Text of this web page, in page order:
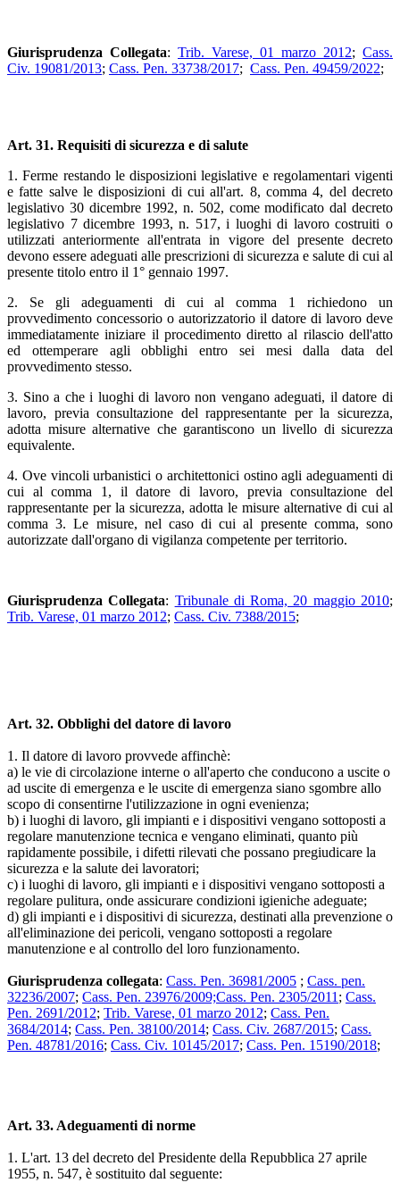
Giurisprudenza Collegata: Trib. Varese, 01 marzo 2012; Cass.
Civ. 19081/2013; Cass. Pen. 33738/2017; Cass. Pen. 49459/2022;
Art. 31. Requisiti di sicurezza e di salute
1. Ferme restando le disposizioni legislative e regolamentari vigenti
e fatte salve le disposizioni di cui all'art. 8, comma 4, del decreto
legislativo 30 dicembre 1992, n. 502, come modificato dal decreto
legislativo 7 dicembre 1993, n. 517, i luoghi di lavoro costruiti o
utilizzati anteriormente all'entrata in vigore del presente decreto
devono essere adeguati alle prescrizioni di sicurezza e salute di cui al
presente titolo entro il 1° gennaio 1997.
2. Se gli adeguamenti di cui al comma 1 richiedono un
provvedimento concessorio o autorizzatorio il datore di lavoro deve
immediatamente iniziare il procedimento diretto al rilascio dell'atto
ed ottemperare agli obblighi entro sei mesi dalla data del
provvedimento stesso.
3. Sino a che i luoghi di lavoro non vengano adeguati, il datore di
lavoro, previa consultazione del rappresentante per la sicurezza,
adotta misure alternative che garantiscono un livello di sicurezza
equivalente.
4. Ove vincoli urbanistici o architettonici ostino agli adeguamenti di
cui al comma 1, il datore di lavoro, previa consultazione del
rappresentante per la sicurezza, adotta le misure alternative di cui al
comma 3. Le misure, nel caso di cui al presente comma, sono
autorizzate dall'organo di vigilanza competente per territorio.
Giurisprudenza Collegata: Tribunale di Roma, 20 maggio 2010;
Trib. Varese, 01 marzo 2012; Cass. Civ. 7388/2015;
Art. 32. Obblighi del datore di lavoro
1. Il datore di lavoro provvede affinchè:
a) le vie di circolazione interne o all'aperto che conducono a uscite o
ad uscite di emergenza e le uscite di emergenza siano sgombre allo
scopo di consentirne l'utilizzazione in ogni evenienza;
b) i luoghi di lavoro, gli impianti e i dispositivi vengano sottoposti a
regolare manutenzione tecnica e vengano eliminati, quanto più
rapidamente possibile, i difetti rilevati che possano pregiudicare la
sicurezza e la salute dei lavoratori;
c) i luoghi di lavoro, gli impianti e i dispositivi vengano sottoposti a
regolare pulitura, onde assicurare condizioni igieniche adeguate;
d) gli impianti e i dispositivi di sicurezza, destinati alla prevenzione o
all'eliminazione dei pericoli, vengano sottoposti a regolare
manutenzione e al controllo del loro funzionamento.
Giurisprudenza collegata: Cass. Pen. 36981/2005 ; Cass. pen.
32236/2007; Cass. Pen. 23976/2009;Cass. Pen. 2305/2011 ; Cass.
Pen. 2691/2012; Trib. Varese, 01 marzo 2012; Cass. Pen.
3684/2014; Cass. Pen. 38100/2014; Cass. Civ. 2687/2015; Cass.
Pen. 48781/2016; Cass. Civ. 10145/2017; Cass. Pen. 15190/2018;
Art. 33. Adeguamenti di norme
1. L'art. 13 del decreto del Presidente della Repubblica 27 aprile
1955, n. 547, è sostituito dal seguente: